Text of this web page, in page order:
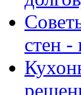
стен -